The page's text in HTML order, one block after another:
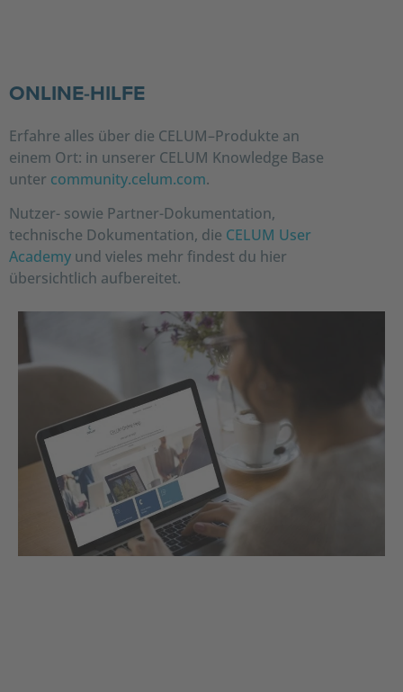
ONLINE-HILFE
Erfahre alles über die CELUM–Produkte an
einem Ort: in unserer CELUM Knowledge Base
unter community.celum.com.
Nutzer- sowie Partner-Dokumentation,
technische Dokumentation, die CELUM User
Academy und vieles mehr findest du hier
übersichtlich aufbereitet.